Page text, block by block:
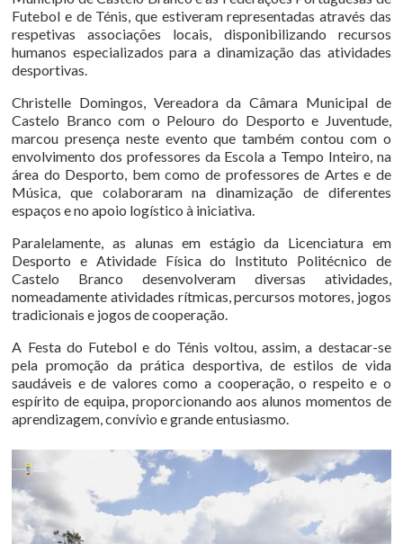
Futebol e de Ténis, que estiveram representadas através das
respetivas associações locais, disponibilizando recursos
humanos especializados para a dinamização das atividades
desportivas.
Christelle Domingos, Vereadora da Câmara Municipal de
Castelo Branco com o Pelouro do Desporto e Juventude,
marcou presença neste evento que também contou com o
envolvimento dos professores da Escola a Tempo Inteiro, na
área do Desporto, bem como de professores de Artes e de
Música, que colaboraram na dinamização de diferentes
espaços e no apoio logístico à iniciativa.
Paralelamente, as alunas em estágio da Licenciatura em
Desporto e Atividade Física do Instituto Politécnico de
Castelo Branco desenvolveram diversas atividades,
nomeadamente atividades rítmicas, percursos motores, jogos
tradicionais e jogos de cooperação.
A Festa do Futebol e do Ténis voltou, assim, a destacar-se
pela promoção da prática desportiva, de estilos de vida
saudáveis e de valores como a cooperação, o respeito e o
espírito de equipa, proporcionando aos alunos momentos de
aprendizagem, convívio e grande entusiasmo.